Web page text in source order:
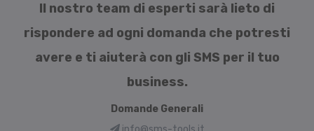
Il nostro team di esperti sarà lieto di
rispondere ad ogni domanda che potresti
avere e ti aiuterà con gli SMS per il tuo
business.
Domande Generali